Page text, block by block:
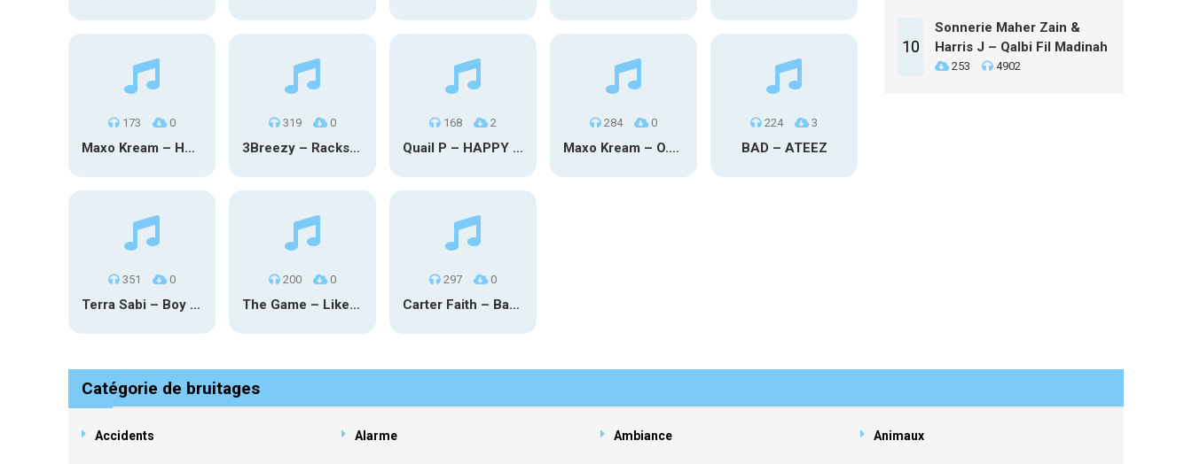
173 0
Maxo Kream – HOW TF I’M LUCKY
319 0
3Breezy – Racks On You
168 2
Quail P – HAPPY TEARS
284 0
Maxo Kream – O.Y.N
224 3
BAD – ATEEZ
351 0
Terra Sabi – Boy Game X Marcia Cruz
200 0
The Game – Like Father Like Daughter
297 0
Carter Faith – Bar Star Vevo
10
Sonnerie Maher Zain &
Harris J – Qalbi Fil Madinah
253 4902
Catégorie de bruitages
Accidents Alarme Ambiance Animaux